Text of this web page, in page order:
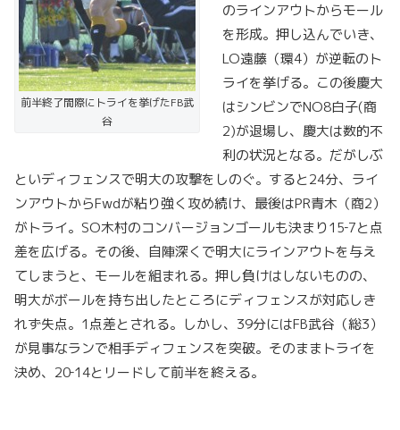
前半終了間際にトライを挙げたFB武
谷
のラインアウトからモール
を形成。押し込んでいき、
LO遠藤（環4）が逆転のト
ライを挙げる。この後慶大
はシンビンでNO8白子(商
2)が退場し、慶大は数的不
利の状況となる。だがしぶ
といディフェンスで明大の攻撃をしのぐ。すると24分、ライ
ンアウトからFwdが粘り強く攻め続け、最後はPR青木（商2）
がトライ。SO木村のコンバージョンゴールも決まり15‐7と点
差を広げる。その後、自陣深くで明大にラインアウトを与え
てしまうと、モールを組まれる。押し負けはしないものの、
明大がボールを持ち出したところにディフェンスが対応しき
れず失点。1点差とされる。しかし、39分にはFB武谷（総3）
が見事なランで相手ディフェンスを突破。そのままトライを
決め、20‐14とリードして前半を終える。